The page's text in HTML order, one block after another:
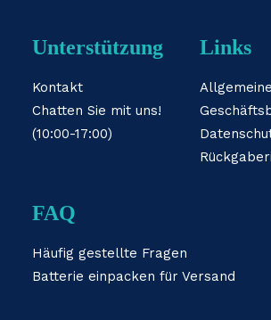
Unterstützung
Kontakt
Chatten Sie mit uns!
(10:00-17:00)
Links
Allgemeine
FAQ
Häufig gestellte Fragen
Batterie einpacken für Versand